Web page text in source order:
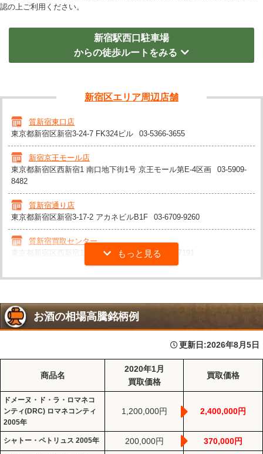
認の上ご利用ください。
新宿駅西口駐車場
からの徒歩ルートをみる
新宿区エリア周辺店舗
質新宿東口店
東京都新宿区新宿3-24-7 FK324ビル
03-5366-3655
新宿京王モール店
東京都新宿区西新宿1 南口地下街1号 京王モール第E-4区画
03-5909-
8482
質新宿通り店
東京都新宿区新宿3-17-2 アカネビルB1F
03-6709-9260
質新宿買取センター
東京都新宿区西新宿1-18-3 村上ビル7F
03-5304-7191
お酒の相場高騰銘柄例
更新日:2026年8月5日
商品名
2020年1月
買取価格
買取価格
ドメーヌ・ド・ラ・ロマネコ
ンティ(DRC) ロマネコンティ
2005年
1,200,000円 2,400,000円
シャトー・ペトリュス 2005年 200,000円 370,000円